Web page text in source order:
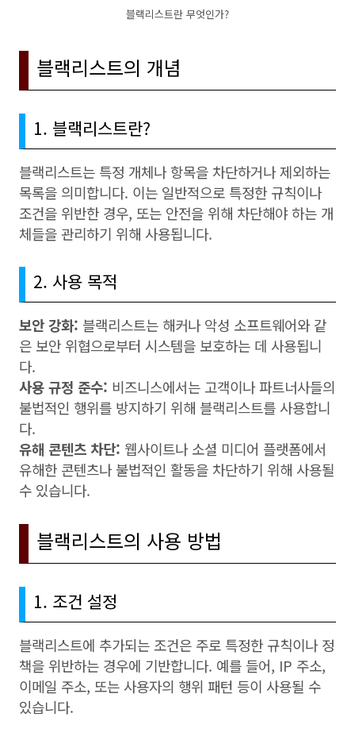
블랙리스트란 무엇인가?
블랙리스트의 개념
1. 블랙리스트란?
블랙리스트는 특정 개체나 항목을 차단하거나 제외하는
목록을 의미합니다. 이는 일반적으로 특정한 규칙이나
조건을 위반한 경우, 또는 안전을 위해 차단해야 하는 개
체들을 관리하기 위해 사용됩니다.
2. 사용 목적
보안 강화: 블랙리스트는 해커나 악성 소프트웨어와 같
은 보안 위협으로부터 시스템을 보호하는 데 사용됩니
다.
사용 규정 준수: 비즈니스에서는 고객이나 파트너사들의
불법적인 행위를 방지하기 위해 블랙리스트를 사용합니
다.
유해 콘텐츠 차단: 웹사이트나 소셜 미디어 플랫폼에서
유해한 콘텐츠나 불법적인 활동을 차단하기 위해 사용될
수 있습니다.
블랙리스트의 사용 방법
1. 조건 설정
블랙리스트에 추가되는 조건은 주로 특정한 규칙이나 정
책을 위반하는 경우에 기반합니다. 예를 들어, IP 주소,
이메일 주소, 또는 사용자의 행위 패턴 등이 사용될 수
있습니다.